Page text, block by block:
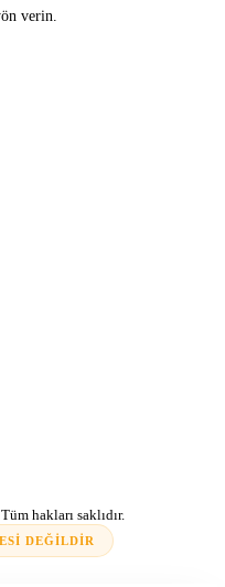
verin.
hakları saklıdır.
DEĞILDIR